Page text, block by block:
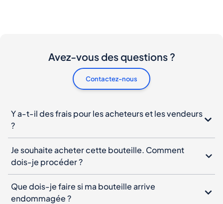
Avez-vous des questions ?
Contactez-nous
Y a-t-il des frais pour les acheteurs et les vendeurs
?
Je souhaite acheter cette bouteille. Comment
dois-je procéder ?
Que dois-je faire si ma bouteille arrive
endommagée ?